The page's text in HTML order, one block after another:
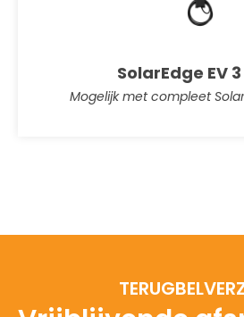
SolarEdge EV
Mogelijk met compleet